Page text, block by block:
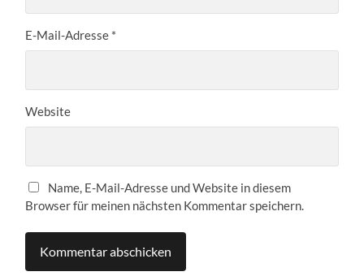
E-Mail-Adresse *
Website
Name, E-Mail-Adresse und Website in diesem
Browser für meinen nächsten Kommentar speichern.